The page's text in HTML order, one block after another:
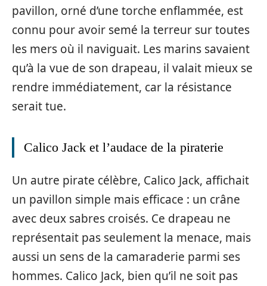
pavillon, orné d’une torche enflammée, est
connu pour avoir semé la terreur sur toutes
les mers où il naviguait. Les marins savaient
qu’à la vue de son drapeau, il valait mieux se
rendre immédiatement, car la résistance
serait tue.
Calico Jack et l’audace de la piraterie
Un autre pirate célèbre, Calico Jack, affichait
un pavillon simple mais efficace : un crâne
avec deux sabres croisés. Ce drapeau ne
représentait pas seulement la menace, mais
aussi un sens de la camaraderie parmi ses
hommes. Calico Jack, bien qu’il ne soit pas